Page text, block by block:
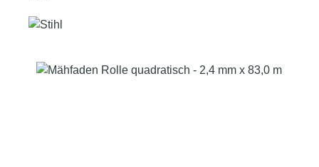
Bildergalerie überspringen